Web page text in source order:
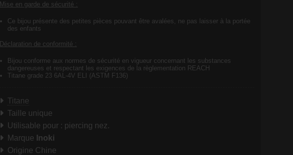
Mise en garde de sécurité :
Ce bijou présente des petites pièces pouvant être avalées, ne pas laisser à la portée
des enfants
Déclaration de conformité :
Bijou conforme aux normes de sécurité en vigueur concernant les substances
dangereuses et respectant les exigences de la règlementation REACH
Titane grade 23 6AL-4V ELI (ASTM F136)
Titane
Taille unique
Utilisable pour : piercing nez.
Marque Inoki
Origine Chine